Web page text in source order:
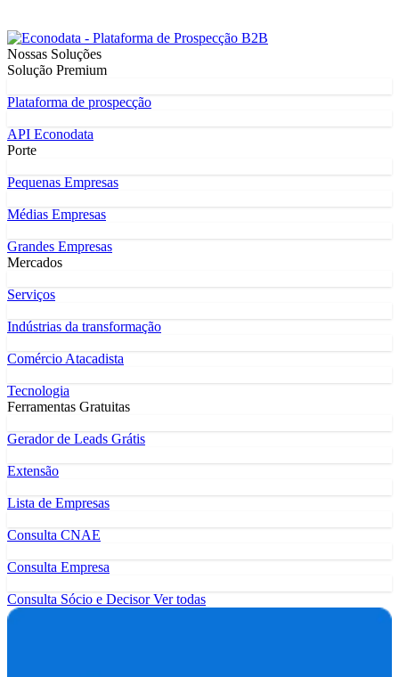
Nossas Soluções
Solução Premium
Plataforma de prospecção
API Econodata
Porte
Pequenas Empresas
Médias Empresas
Grandes Empresas
Mercados
Serviços
Indústrias da transformação
Comércio Atacadista
Tecnologia
Ferramentas Gratuitas
Gerador de Leads Grátis
Extensão
Lista de Empresas
Consulta CNAE
Consulta Empresa
Consulta Sócio e DecisorVer todas